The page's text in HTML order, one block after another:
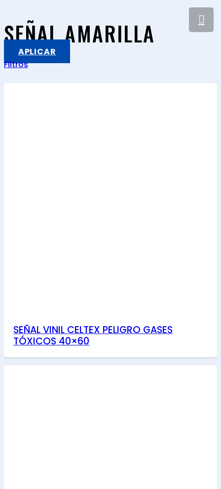
SEÑAL AMARILLA
APLICAR
Filtros
SEÑAL VINIL CELTEX PELIGRO GASES
TÓXICOS 40×60